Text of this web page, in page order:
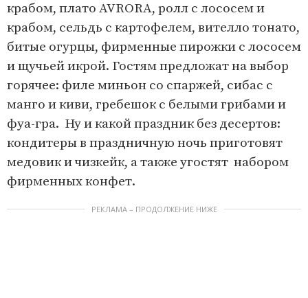
крабом, плато AVRORA, ролл с лососем и
крабом, сельдь с картофелем, вителло тонато,
битые огурцы, фирменные пирожки с лососем
и щучьей икрой. Гостям предложат на выбор
горячее: филе миньон со спаржей, сибас с
манго и киви, гребешок с белыми грибами и
фуа-гра. Ну и какой праздник без десертов:
кондитеры в праздничную ночь приготовят
медовик и чизкейк, а также угостят набором
фирменных конфет.
РЕКЛАМА – ПРОДОЛЖЕНИЕ НИЖЕ